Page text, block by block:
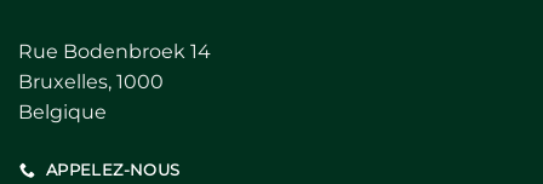
Rue Bodenbroek 14
Bruxelles, 1000
Belgique
APPELEZ-NOUS